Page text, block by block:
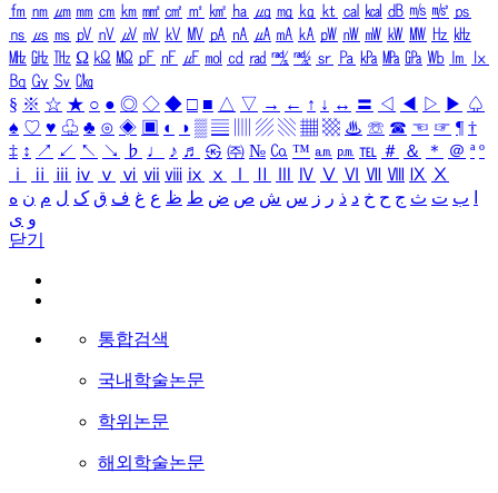
㎙ ㎚ ㎛ ㎜ ㎝ ㎞ ㎟ ㎠ ㎡ ㎢ ㏊ ㎍ ㎎ ㎏ ㏏ ㎈ ㎉ ㏈ ㎧ ㎨ ㎰
㎱ ㎲ ㎳ ㎴ ㎵ ㎶ ㎷ ㎸ ㎹ ㎀ ㎁ ㎂ ㎃ ㎄ ㎺ ㎻ ㎽ ㎾ ㎿ ㎐ ㎑
㎒ ㎓ ㎔ Ω ㏀ ㏁ ㎊ ㎋ ㎌ ㏖ ㏅ ㎭ ㎮ ㎯ ㏛ ㎩ ㎪ ㎫ ㎬ ㏝ ㏐
㏓
㏃ ㏉ ㏜ ㏆
§ ※ ☆ ★ ○ ● ◎ ◇ ◆ □ ■ △ ▽ → ← ↑ ↓ ↔ 〓 ◁ ◀ ▷ ▶ ♤
♠ ♡ ♥ ♧ ♣ ⊙ ◈ ▣ ◐ ◑ ▒ ▤ ▨ ▧ ▦ ▩ ♨ ☏ ☎ ☜ ☞ ¶ †
‡ ↕ ↗ ↙ ↖ ↘ ♭ ♩ ♪ ♬ ㉿ ㈜ № ㏇ ™ ㏂ ㏘ ℡ ＃ ＆ ＊ ＠ ª º
ⅰ
ⅱ ⅲ ⅳ ⅴ ⅵ ⅶ ⅷ ⅸ ⅹ Ⅳ Ⅴ Ⅵ Ⅶ Ⅷ Ⅸ Ⅹ
ب ت ث ج ح خ د ذ ر ز س ش ص ض ط ظ ع غ ف ق ک ل م ن ه
و ی
닫기
통합검색
국내학술논문
학위논문
해외학술논문